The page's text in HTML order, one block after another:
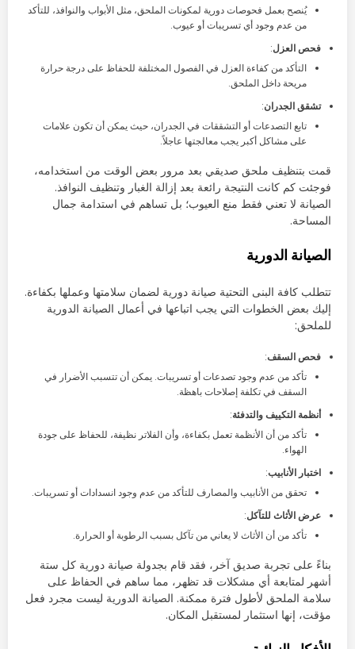
يُنصح بعمل فحوصات دورية لمكونات الملحق، مثل الأبواب والنوافذ، للتأكد
من عدم وجود أي تسريبات أو عيوب.
فحص العزل:
التأكد من كفاءة العزل في الفصول المختلفة للحفاظ على درجة حرارة
مريحة داخل الملحق.
تشقق الجدران:
تابع التصدعات أو التشققات في الجدران، حيث يمكن أن تكون علامات
على مشاكل أكبر يجب معالجتها عاجلاً.
قمت بتنظيف ملحق صديقي بعد مرور بعض الوقت من استخدامه،
فوجئت كم كانت النتيجة رائعة بعد إزالة الغبار وتنظيف النوافذ.
الصيانة لا تعني فقط منع العيوب؛ بل تساهم في استدامة جمال
المساحة.
الصيانة الدورية
تتطلب كافة البنى التحتية صيانة دورية لضمان سلامتها وعملها بكفاءة.
إليك بعض الخطوات التي يجب اتباعها في أعمال الصيانة الدورية
للملحق:
فحص السقف:
تأكد من عدم وجود تصدعات أو تسريبات. يمكن أن تتسبب الأضرار في
السقف في تكلفة إصلاحات باهظة.
أنظمة التكييف والتدفئة:
تأكد من أن الأنظمة تعمل بكفاءة، وأن الفلاتر نظيفة، للحفاظ على جودة
الهواء.
اختبار الأنابيب:
تحقق من الأنابيب والمصارف للتأكد من عدم وجود انسدادات أو تسريبات.
عرض الأثاث للتآكل:
تأكد من أن الأثاث لا يعاني من تآكل بسبب الرطوبة أو الحرارة.
بناءً على تجربة صديق آخر، فقد قام بجدولة صيانة دورية كل ستة
أشهر لمتابعة أي مشكلات قد تظهر، مما ساهم في الحفاظ على
سلامة الملحق لأطول فترة ممكنة. الصيانة الدورية ليست مجرد فعل
مؤقت، إنها استثمار لمستقبل المكان.